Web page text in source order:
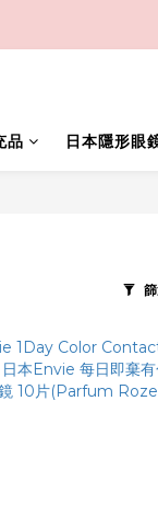
品 日本隱形眼